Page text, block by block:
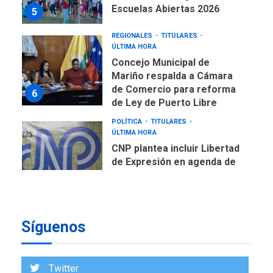
5
Escuelas Abiertas 2026
6
REGIONALES
TITULARES
ÚLTIMA HORA
Concejo Municipal de
Mariño respalda a Cámara
de Comercio para reforma
de Ley de Puerto Libre
POLÍTICA
TITULARES
ÚLTIMA HORA
CNP plantea incluir Libertad
de Expresión en agenda de
1
Síguenos
Twitter